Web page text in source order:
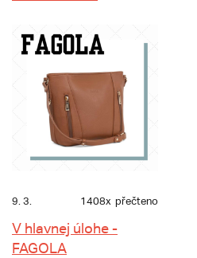
9. 3. 1408x přečteno
V hlavnej úlohe -
FAGOLA